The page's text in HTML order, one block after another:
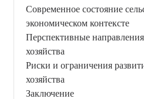
Современное состояние
экономическом контексте
Перспективные направления
хозяйства
Риски и ограничения
хозяйства
Заключение